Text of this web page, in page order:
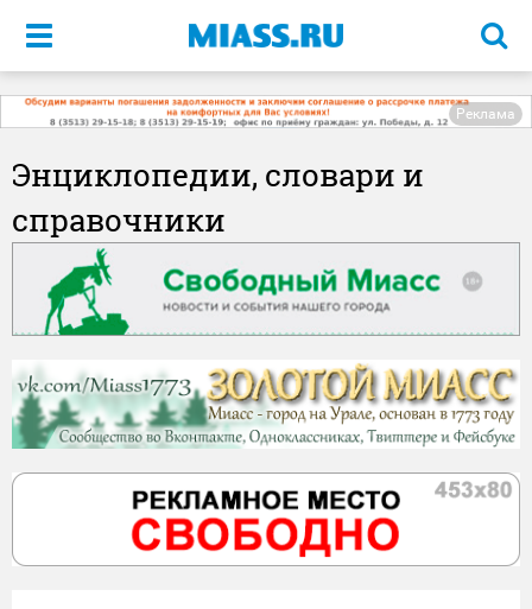
Меню
Реклама
Энциклопедии, словари и
справочники